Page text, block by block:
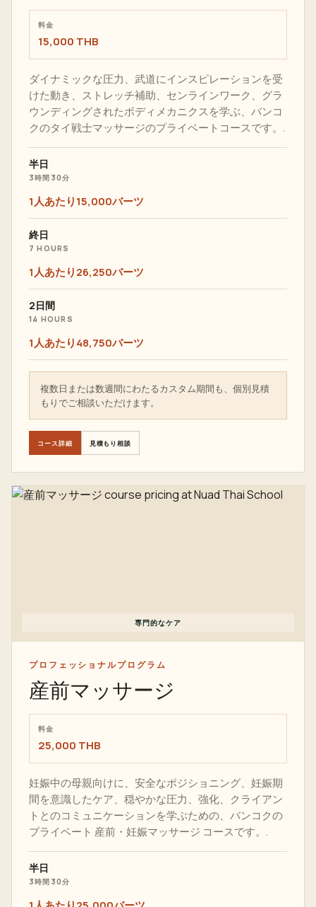
料金
15,000 THB
ダイナミックな圧力、武道にインスピレーションを受
けた動き、ストレッチ補助、センラインワーク、グラ
ウンディングされたボディメカニクスを学ぶ、バンコ
クのタイ戦士マッサージのプライベートコースです。.
半日
3時間30分
1人あたり15,000バーツ
終日
7 HOURS
1人あたり26,250バーツ
2日間
14 HOURS
1人あたり48,750バーツ
複数日または数週間にわたるカスタム期間も、個別見積
もりでご相談いただけます。
コース詳細 見積もり相談
専門的なケア
プロフェッショナルプログラム
産前マッサージ
料金
25,000 THB
妊娠中の母親向けに、安全なポジショニング、妊娠期
間を意識したケア、穏やかな圧力、強化、クライアン
トとのコミュニケーションを学ぶための、バンコクの
プライベート 産前・妊娠マッサージ コースです。.
半日
3時間30分